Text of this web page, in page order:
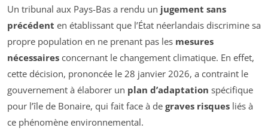
Un tribunal aux Pays-Bas a rendu un jugement sans
précédent en établissant que l’État néerlandais discrimine sa
propre population en ne prenant pas les mesures
nécessaires concernant le changement climatique. En effet,
cette décision, prononcée le 28 janvier 2026, a contraint le
gouvernement à élaborer un plan d’adaptation spécifique
pour l’île de Bonaire, qui fait face à de graves risques liés à
ce phénomène environnemental.